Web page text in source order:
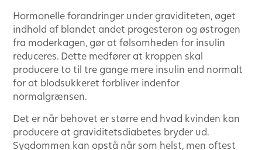
Hormonelle forandringer under graviditeten, øget
indhold af blandet andet progesteron og østrogen
fra moderkagen, gør at følsomheden for insulin
reduceres. Dette medfører at kroppen skal
producere to til tre gange mere insulin end normalt
for at blodsukkeret forbliver indenfor
normalgrænsen.
Det er når behovet er større end hvad kvinden kan
producere at graviditetsdiabetes bryder ud.
Sygdommen kan opstå når som helst, men oftest